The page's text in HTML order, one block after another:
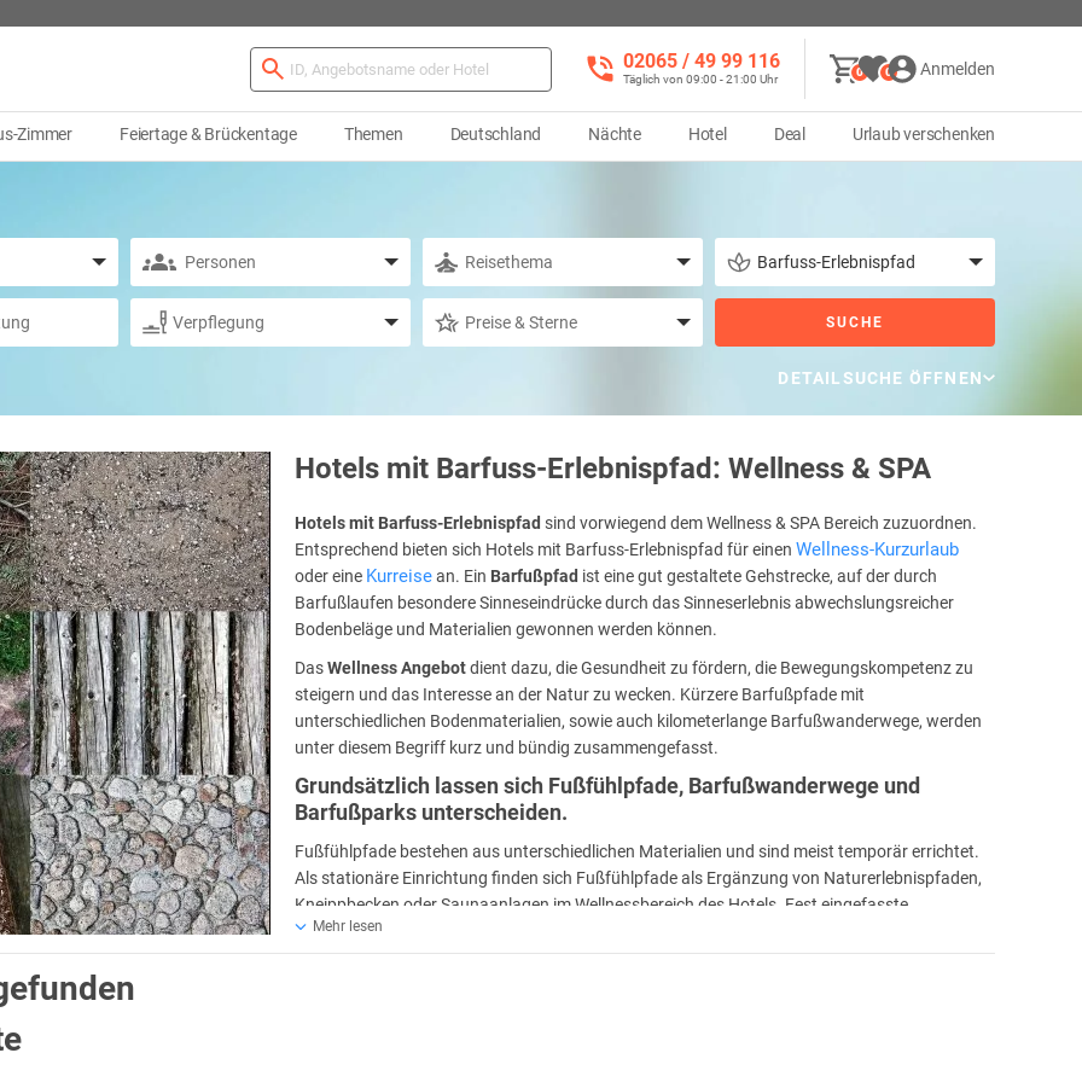
02065 / 49 ‌99 116
Täglich von 09:00 - 21:00 Uhr
0 0 Anmelden
Zimmer Feiertage & Brückentage Themen Deutschland Nächte Hotel Deal Urlaub verschenken
SUCHE
DETAILSUCHE ÖFFNEN
Hotels mit Barfuss-Erlebnispfad: Wellness & SPA
Hotels mit Barfuss-Erlebnispfad sind vorwiegend dem Wellness & SPA Bereich zuzuordnen.
Entsprechend bieten sich Hotels mit Barfuss-Erlebnispfad für einen Wellness-Kurzurlaub
oder eine Kurreisean. Ein Barfußpfad ist eine gut gestaltete Gehstrecke, auf der durch
Barfußlaufen besondere Sinneseindrücke durch das Sinneserlebnis abwechslungsreicher
Bodenbeläge und Materialien gewonnen werden können.
DasWellness Angebotdient dazu, die Gesundheit zu fördern, die Bewegungskompetenz zu
steigern und das Interesse an der Natur zu wecken. Kürzere Barfußpfade mit
unterschiedlichen Bodenmaterialien, sowie auch kilometerlange Barfußwanderwege, werden
unter diesem Begriff kurz und bündig zusammengefasst.
Grundsätzlich lassen sich Fußfühlpfade, Barfußwanderwege und
Barfußparks unterscheiden.
Fußfühlpfade bestehen aus unterschiedlichen Materialien und sind meist temporär errichtet.
Als stationäre Einrichtung finden sich Fußfühlpfade als Ergänzung von Naturerlebnispfaden,
Kneippbecken oder Saunaanlagen im Wellnessbereich des Hotels. Fest eingefasste
Wegabschnitte sind mit unterschiedlichen Materialien gestaltet, die Barfußstrecken sind in der
von durchschnittlich 1 bis 5 km Länge, die sich durch eine geeignete Wegbeschaffenheit zum Barfuß gehen
es nicht an – der Genuss steht im Vordergrund. Barfußparks liegen dagegen in einem größeren Gebiet mit
unterschiedlichen Materialien, Erlebnisstationen, Wahrnehmungsstationen und Kneipp-Möglichkeiten.
Mehr lesen